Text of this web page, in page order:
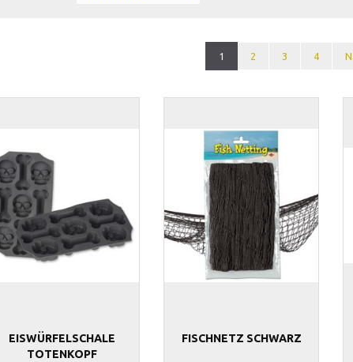
1 2 3 4
EISWÜRFELSCHALE
TOTENKOPF
FISCHNETZ SCHWARZ